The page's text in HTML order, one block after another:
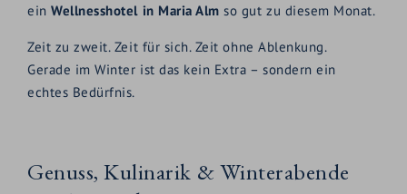
einWellnesshotel in Maria Alm so gut zu diesem Monat.
Zeit zu zweit. Zeit für sich. Zeit ohne Ablenkung.
Gerade im Winter ist das kein Extra – sondern ein
echtes Bedürfnis.
Genuss, Kulinarik & Winterabende